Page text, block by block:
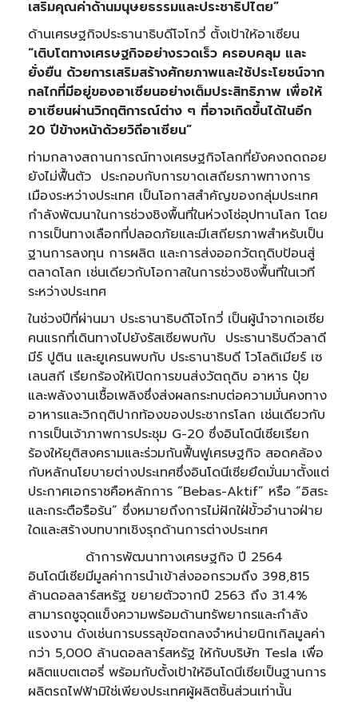
เสริมคุณค่าด้านมนุษยธรรมและประชาธิปไตย”
ด้านเศรษฐกิจประธานาธิบดีโจโกวี่ ตั้งเป้าให้อาเซียน
“เติบโตทางเศรษฐกิจอย่างรวดเร็ว ครอบคลุม และ
ยั่งยืน ด้วยการเสริมสร้างศักยภาพและใช้ประโยชน์จาก
กลไกที่มีอยู่ของอาเซียนอย่างเต็มประสิทธิภาพ เพื่อให้
อาเซียนผ่านวิกฤติการณ์ต่าง ๆ ที่อาจเกิดขึ้นได้ในอีก
20 ปีข้างหน้าด้วยวิถีอาเซียน”
ท่ามกลางสถานการณ์ทางเศรษฐกิจโลกที่ยังคงถดถอย
ยังไม่ฟื้นตัว ประกอบกับการขาดเสถียรภาพทางการ
เมืองระหว่างประเทศ เป็นโอกาสสำคัญของกลุ่มประเทศ
กำลังพัฒนาในการช่วงชิงพื้นที่ในห่วงโซ่อุปทานโลก โดย
การเป็นทางเลือกที่ปลอดภัยและมีเสถียรภาพสำหรับเป็น
ฐานการลงทุน การผลิต และการส่งออกวัตถุดิบป้อนสู่
ตลาดโลก เช่นเดียวกับโอกาสในการช่วงชิงพื้นที่ในเวที
ระหว่างประเทศ
ในช่วงปีที่ผ่านมา ประธานาธิบดีโจโกวี่ เป็นผู้นำจากเอเชีย
คนแรกที่เดินทางไปยังรัสเซียพบกับ ประธานาธิบดีวลาดี
มีร์ ปูติน และยูเครนพบกับ ประธานาธิบดี โวโลดิเมียร์ เซ
เลนสกี เรียกร้องให้เปิดการขนส่งวัตถุดิบ อาหาร ปุ๋ย
และพลังงานเชื้อเพลิงซึ่งส่งผลกระทบต่อความมั่นคงทาง
อาหารและวิกฤติปากท้องของประชากรโลก เช่นเดียวกับ
การเป็นเจ้าภาพการประชุม G-20 ซึ่งอินโดนีเซียเรียก
ร้องให้ยุติสงครามและร่วมกันฟื้นฟูเศรษฐกิจ สอดคล้อง
กับหลักนโยบายต่างประเทศซึ่งอินโดนีเซียยึดมั่นมาตั้งแต่
ประกาศเอกราชคือหลักการ “Bebas-Aktif” หรือ “อิสระ
และกระตือรือร้น” ซึ่งหมายถึงการไม่ฝักใฝ่ขั้วอำนาจฝ่าย
ใดและสร้างบทบาทเชิงรุกด้านการต่างประเทศ
ด้าการพัฒนาทางเศรษฐกิจ ปี 2564
อินโดนีเซียมีมูลค่าการนำเข้าส่งออกรวมถึง 398,815
ล้านดอลลาร์สหรัฐ ขยายตัวจากปี 2563 ถึง 31.4%
สามารถชูจุดแข็งความพร้อมด้านทรัพยากรและกำลัง
แรงงาน ดังเช่นการบรรลุข้อตกลงจำหน่ายนิกเกิลมูลค่า
กว่า 5,000 ล้านดอลลาร์สหรัฐ ให้กับบริษัท Tesla เพื่อ
ผลิตแบตเตอรี่ พร้อมกับตั้งเป้าให้อินโดนีเซียเป็นฐานการ
ผลิตรถไฟฟ้ามิใช่เพียงประเทศผู้ผลิตชิ้นส่วนเท่านั้น